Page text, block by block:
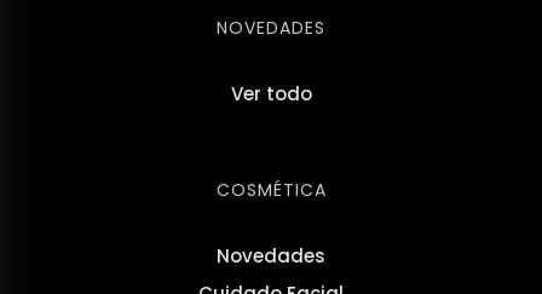
NOVEDADES
Ver todo
COSMÉTICA
Novedades